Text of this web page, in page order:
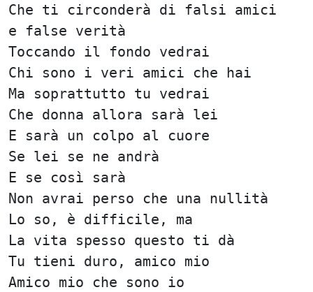
Che ti circonderà di falsi amici
e false verità
Toccando il fondo vedrai
Chi sono i veri amici che hai
Ma soprattutto tu vedrai
Che donna allora sarà lei
E sarà un colpo al cuore
Se lei se ne andrà
E se così sarà
Non avrai perso che una nullità
Lo so, è difficile, ma
La vita spesso questo ti dà
Tu tieni duro, amico mio
Amico mio che sono io